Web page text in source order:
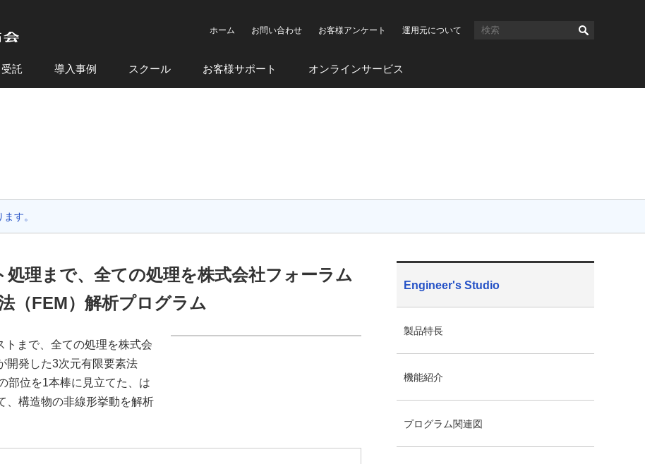
ホーム
お問い合わせ お客様アンケート 運用元について
託 導入事例 スクール お客様サポート オンラインサービス
す。
理まで、全ての処理を株式会社フォーラム
（FEM）解析プログラム
トまで、全ての処理を株式会
開発した3次元有限要素法
部位を1本棒に見立てた、は
、構造物の非線形挙動を解析
Engineer's Studio
製品特長
機能紹介
プログラム関連図